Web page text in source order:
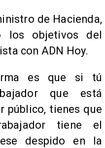
de Hacienda,
los objetivos del
con ADN Hoy.
es que si tú
que está
público, tienes que
tiene el
despido en la